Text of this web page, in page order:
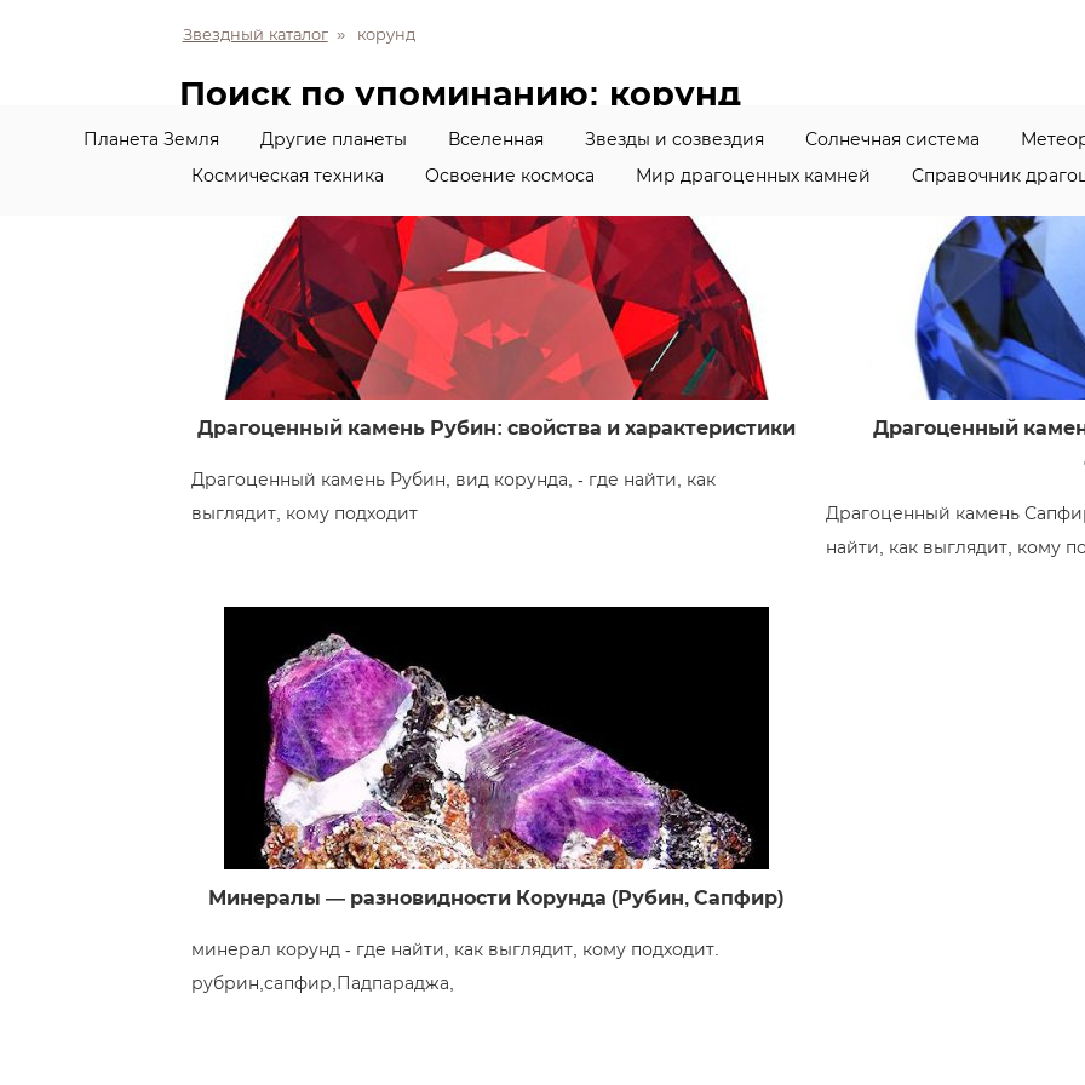
Звездный каталог » корунд
Поиск по упоминанию: корунд
Драгоценный камень Рубин: свойства и характеристики
Драгоценный камень Рубин, вид корунда, - где найти, как
выглядит, кому подходит
Драгоценный
Драгоценный камень
найти, как выглядит, кому
Минералы — разновидности Корунда (Рубин, Сапфир)
минерал корунд - где найти, как выглядит, кому подходит.
рубрин,сапфир,Падпараджа,
Планета Земля Другие планеты Вселенная Звезды и созвездия Солнечная система
Космическая техника
Освоение космоса Мир драгоценных камней Справочник